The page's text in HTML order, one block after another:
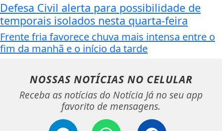
Defesa Civil alerta para possibilidade de
temporais isolados nesta quarta-feira
Frente fria favorece chuva mais intensa entre o
fim da manhã e o início da tarde
NOSSAS NOTÍCIAS NO CELULAR
Receba as notícias do Notícia Já no seu app
favorito de mensagens.